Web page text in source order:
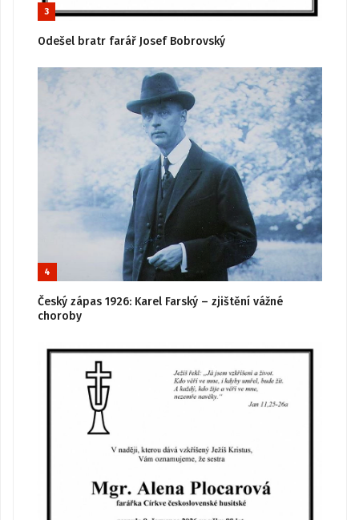
3
Odešel bratr farář Josef Bobrovský
4
Český zápas 1926: Karel Farský – zjištění vážné
choroby